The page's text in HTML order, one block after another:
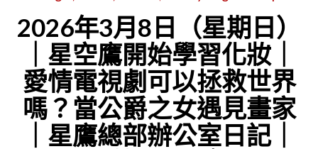
(MALE)
,
OWEN,
GAVIN
｜
SEWM
室
（SECO）
｜
星
鷹
總
2026年3月8日（星期日）
｜星空鷹開始學習化妝｜
愛情電視劇可以拯救世界
嗎？當公爵之女遇見畫家
｜星鷹總部辦公室日記｜